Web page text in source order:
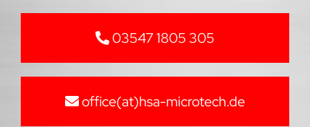
zum Kontaktformular